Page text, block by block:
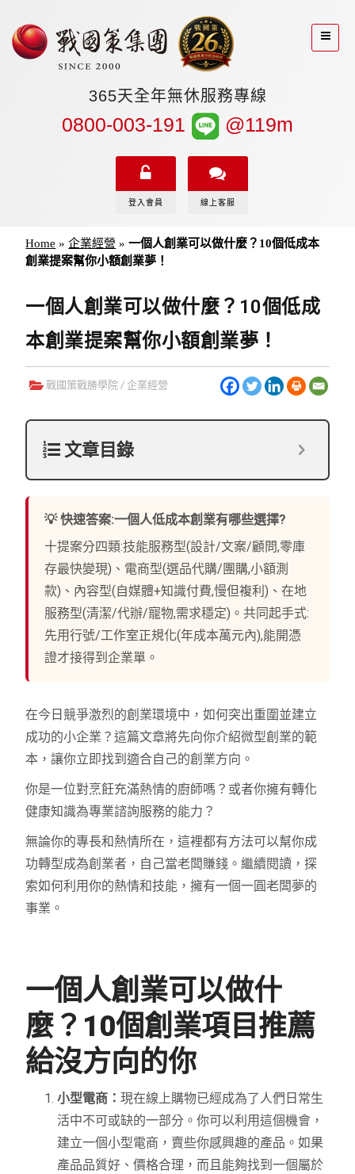
365天全年無休服務專線
0800-003-191 @119m
登入會員 線上客服
Home »企業經營 »一個人創業可以做什麼？10個低成本
創業提案幫你小額創業夢！
一個人創業可以做什麼？10個低成
本創業提案幫你小額創業夢！
戰國策戰勝學院 / 企業經營
文章目錄
💡 快速答案:一個人低成本創業有哪些選擇?
十提案分四類:技能服務型(設計/文案/顧問,零庫
存最快變現)、電商型(選品代購/團購,小額測
款)、內容型(自媒體+知識付費,慢但複利)、在地
服務型(清潔/代辦/寵物,需求穩定)。共同起手式:
先用行號/工作室正規化(年成本萬元內),能開憑
證才接得到企業單。
在今日競爭激烈的創業環境中，如何突出重圍並建立
成功的小企業？這篇文章將先向你介紹微型創業的範
本，讓你立即找到適合自己的創業方向。
你是一位對烹飪充滿熱情的廚師嗎？或者你擁有轉化
健康知識為專業諮詢服務的能力？
無論你的專長和熱情所在，這裡都有方法可以幫你成
功轉型成為創業者，自己當老闆賺錢。繼續閱讀，探
索如何利用你的熱情和技能，擁有一個一圓老闆夢的
事業。
一個人創業可以做什
麼？10個創業項目推薦
給沒方向的你
小型電商：現在線上購物已經成為了人們日常生
活中不可或缺的一部分。你可以利用這個機會，
建立一個小型電商，賣些你感興趣的產品。如果
產品品質好、價格合理，而且能夠找到一個屬於